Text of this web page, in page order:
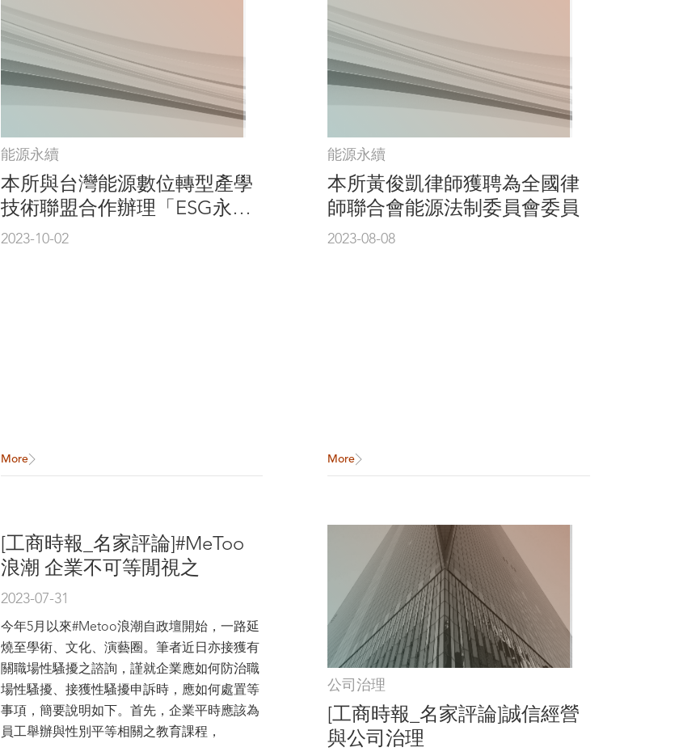
能源永續
本所與台灣能源數位轉型產學
技術聯盟合作辦理「ESG永續
影響力：淨零轉型與公司治
2023-10-02
More
能源永續
本所黃俊凱律師獲聘為全國律
師聯合會能源法制委員會委員
2023-08-08
More
[工商時報_名家評論]#MeToo
浪潮 企業不可等閒視之
2023-07-31
今年5月以來#Metoo浪潮自政壇開始，一路延
燒至學術、文化、演藝圈。筆者近日亦接獲有
關職場性騷擾之諮詢，謹就企業應如何防治職
場性騷擾、接獲性騷擾申訴時，應如何處置等
事項，簡要說明如下。首先，企業平時應該為
員工舉辦與性別平等相關之教育課程，
公司治理
[工商時報_名家評論]誠信經營
與公司治理